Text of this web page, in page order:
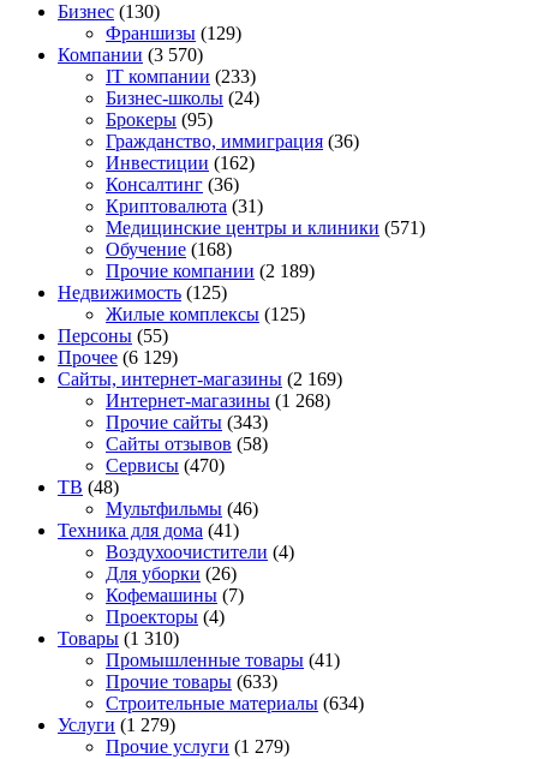
Бизнес (130)
Франшизы (129)
Компании (3 570)
IT компании (233)
Бизнес-школы (24)
Брокеры (95)
Гражданство, иммиграция (36)
Инвестиции (162)
Консалтинг (36)
Криптовалюта (31)
Медицинские центры и клиники (571)
Обучение (168)
Прочие компании (2 189)
Недвижимость (125)
Жилые комплексы (125)
Персоны (55)
Прочее (6 129)
Сайты, интернет-магазины (2 169)
Интернет-магазины (1 268)
Прочие сайты (343)
Сайты отзывов (58)
Сервисы (470)
ТВ (48)
Мультфильмы (46)
Техника для дома (41)
Воздухоочистители (4)
Для уборки (26)
Кофемашины (7)
Проекторы (4)
Товары (1 310)
Промышленные товары (41)
Прочие товары (633)
Строительные материалы (634)
Услуги (1 279)
Прочие услуги (1 279)